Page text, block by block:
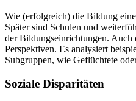
Wie (erfolgreich) die Bildung
Später sind Schulen und
der Bildungseinrichtungen. Auch
Perspektiven. Es analysiert
Subgruppen, wie Geflüchtete
Soziale Disparitäten